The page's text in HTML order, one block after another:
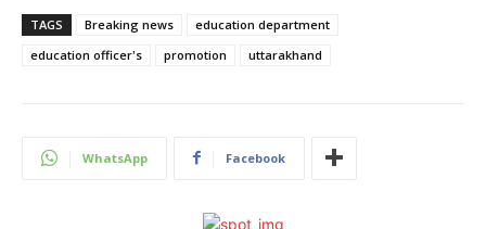
TAGS Breaking news
education department
education officer's
promotion uttarakhand
WhatsApp Facebook